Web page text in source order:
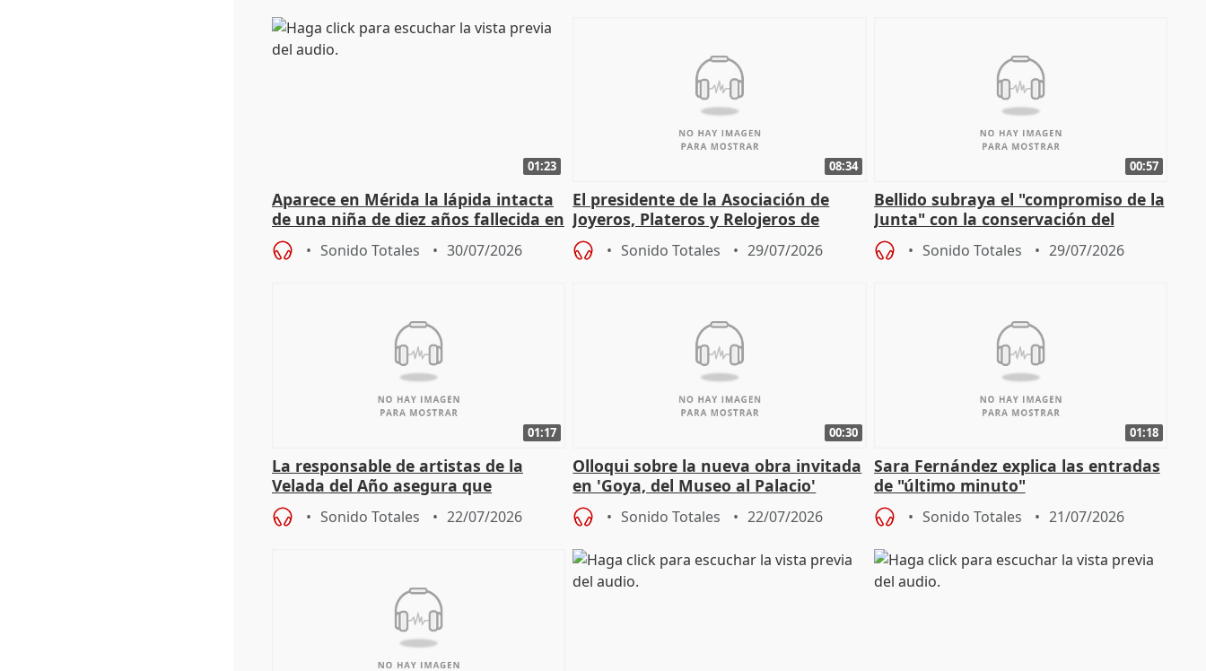
01:23
Aparece en Mérida la lápida intacta
de una niña de diez años fallecida en
el año 519 d.C.
Sonido Totales 30/07/2026
08:34
El presidente de la Asociación de
Joyeros, Plateros y Relojeros de
Córdoba celebra la IGP
Sonido Totales 29/07/2026
00:57
Bellido subraya el "compromiso de la
Junta" con la conservación del
patrimonio en Córdoba
Sonido Totales 29/07/2026
01:17
La responsable de artistas de la
Velada del Año asegura que
"Andalucía está muy presente" en la
cita
Sonido Totales 22/07/2026
00:30
Olloqui sobre la nueva obra invitada
en 'Goya, del Museo al Palacio'
Sonido Totales 22/07/2026
01:18
Sara Fernández explica las entradas
de "último minuto"
Sonido Totales 21/07/2026